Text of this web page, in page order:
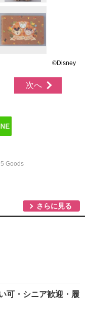
©Disney
次へ
Goods
さらに見る
可・シニア歓迎・履